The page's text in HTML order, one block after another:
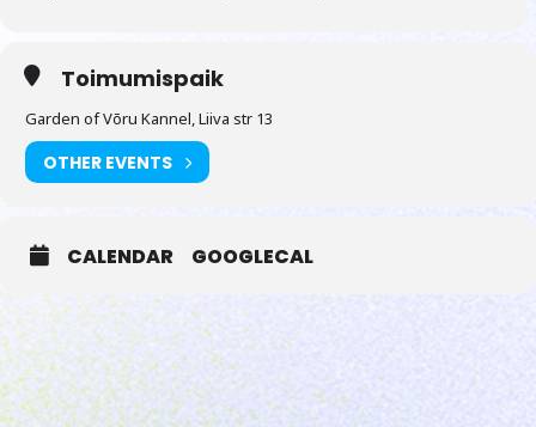
Toimumispaik
Garden of Võru Kannel, Liiva str 13
OTHER EVENTS
CALENDAR GOOGLECAL